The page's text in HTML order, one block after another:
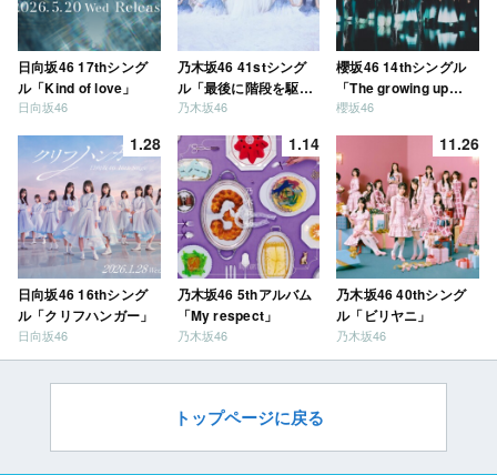
日向坂46 17thシング
ル「Kind of love」
日向坂46
乃木坂46 41stシング
ル「最後に階段を駆け
上がったのはいつ
乃木坂46
櫻坂46 14thシングル
「The growing up
train」
櫻坂46
1.28
日向坂46 16thシング
ル「クリフハンガー」
日向坂46
1.14
乃木坂46 5thアルバム
「My respect」
乃木坂46
11.26
乃木坂46 40thシング
ル「ビリヤニ」
乃木坂46
トップページに戻る